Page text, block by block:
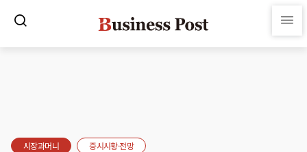
시장과머니 증시시황·전망